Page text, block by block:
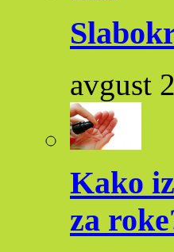
avgust
Kako
za